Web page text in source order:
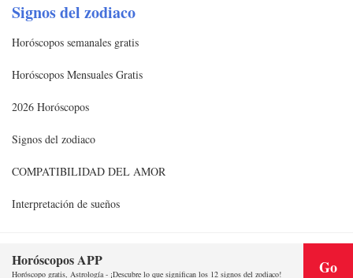
Signos del zodiaco
Horóscopos semanales gratis
Horóscopos Mensuales Gratis
2026 Horóscopos
Signos del zodiaco
COMPATIBILIDAD DEL AMOR
Interpretación de sueños
Copyright @2020 | www.quhou123.com
Horóscopos APP
Horóscopo gratis, Astrología - ¡Descubre lo que significan los 12 signos del zodiaco! Go